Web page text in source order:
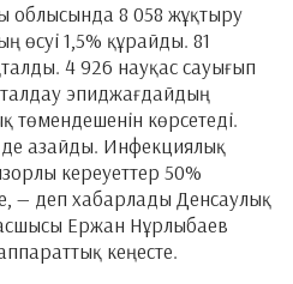
облысында 8 058 жұқтыру
өсуі 1,5% құрайды. 81
4 926 науқас сауығып
талдау эпиджағдайдың
көрсетеді.
де азайды. Инфекциялық
кереуеттер 50%
— деп хабарлады Денсаулық
Ержан Нұрлыбаев
кеңесте.